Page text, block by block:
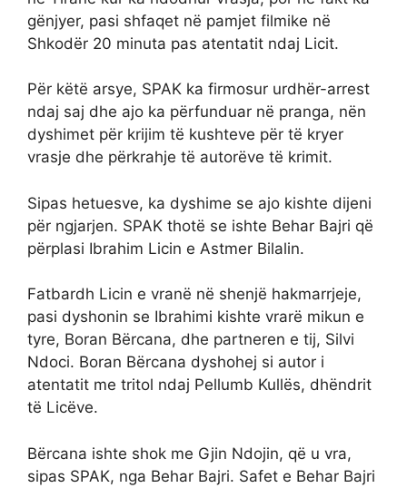
gënjyer, pasi shfaqet në pamjet filmike në
Shkodër 20 minuta pas atentatit ndaj Licit.
Për këtë arsye, SPAK ka firmosur urdhër-arrest
ndaj saj dhe ajo ka përfunduar në pranga, nën
dyshimet për krijim të kushteve për të kryer
vrasje dhe përkrahje të autorëve të krimit.
Sipas hetuesve, ka dyshime se ajo kishte dijeni
për ngjarjen. SPAK thotë se ishte Behar Bajri që
përplasi Ibrahim Licin e Astmer Bilalin.
Fatbardh Licin e vranë në shenjë hakmarrjeje,
pasi dyshonin se Ibrahimi kishte vrarë mikun e
tyre, Boran Bërcana, dhe partneren e tij, Silvi
Ndoci. Boran Bërcana dyshohej si autor i
atentatit me tritol ndaj Pellumb Kullës, dhëndrit
të Licëve.
Bërcana ishte shok me Gjin Ndojin, që u vra,
sipas SPAK, nga Behar Bajri. Safet e Behar Bajri